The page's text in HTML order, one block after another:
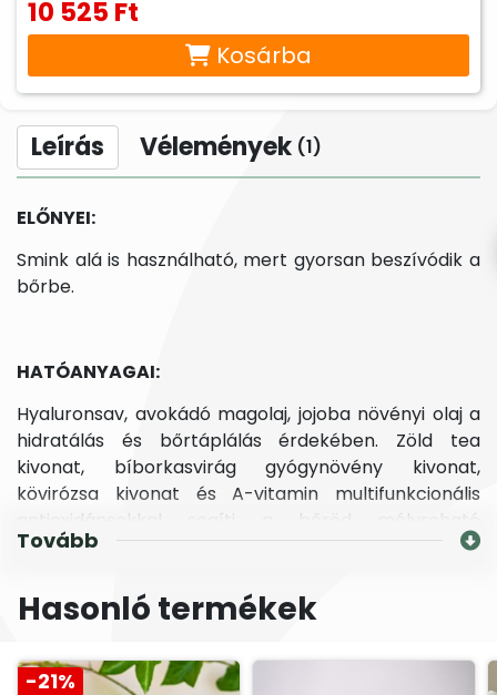
10 525 Ft
Kosárba
Leírás Vélemények (1)
ELŐNYEI:
Smink alá is használható, mert gyorsan beszívódik a
bőrbe.
HATÓANYAGAI:
Hyaluronsav, avokádó magolaj, jojoba növényi olaj a
hidratálás és bőrtáplálás érdekében. Zöld tea
kivonat, bíborkasvirág gyógynövény kivonat,
kövirózsa kivonat és A-vitamin multifunkcionális
antioxidánsokkal segíti a bőröd mélyreható
szépülését. Aloe vera levél juice és uborka juice,
segíti a zsír- és vízhiányos bőr hidratálását és
táplálását.
Tovább
Hasonló termékek
-21%